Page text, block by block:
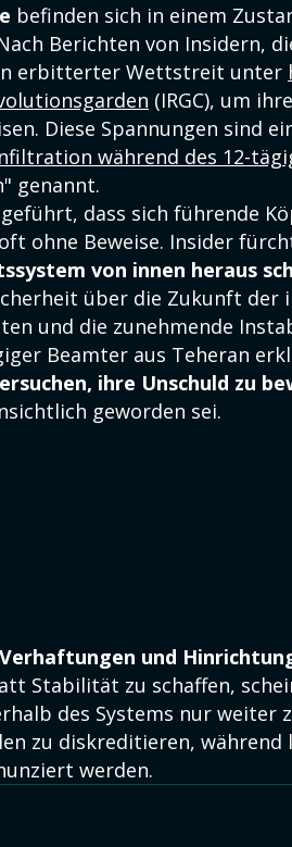
befinden sich in einem
Berichten von Insidern,
erbitterter Wettstreit unter
(IRGC), um
Diese Spannungen sind
während des 12-
genannt.
dass sich führende
ohne Beweise. Insider
von innen heraus
über die Zukunft der
und die zunehmende
Beamter aus Teheran
ihre Unschuld zu
geworden sei.
und
Stabilität zu schaffen,
des Systems nur weiter
zu diskreditieren, während
werden.